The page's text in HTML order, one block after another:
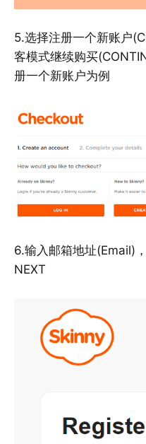
5.选择注册一个新账户
客模式继续购买
册一个新账户为例
6.输入邮箱地址(Email)
NEXT